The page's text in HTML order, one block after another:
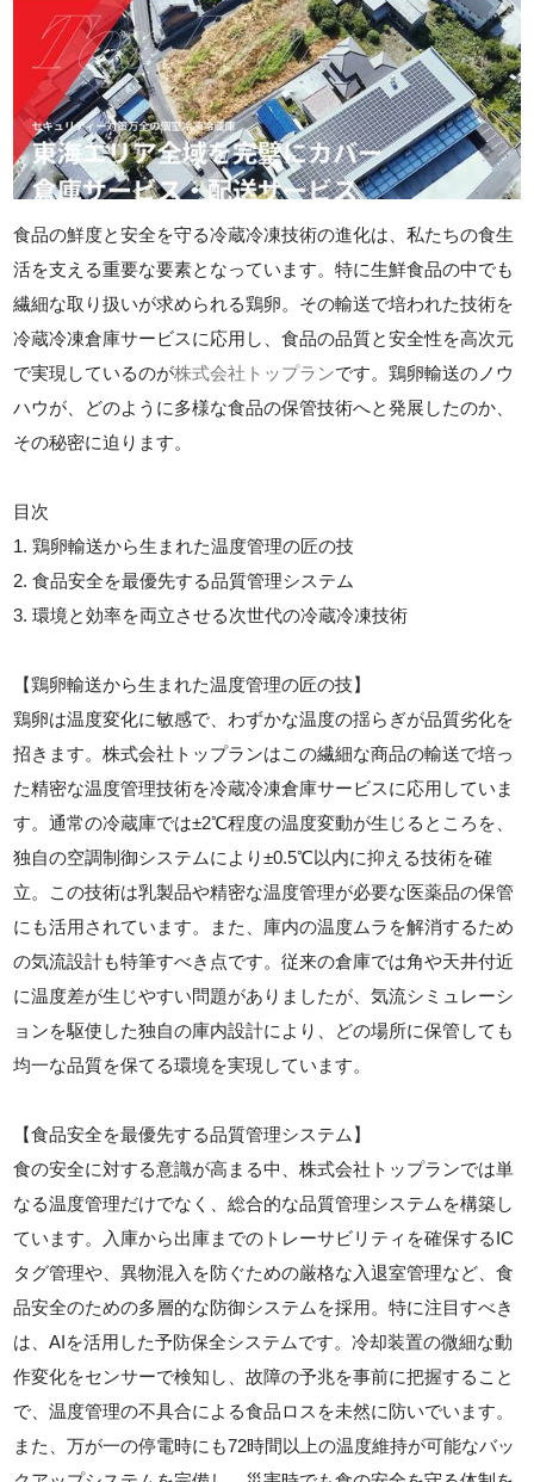
食品の鮮度と安全を守る冷蔵冷凍技術の進化は、私たちの食生
活を支える重要な要素となっています。特に生鮮食品の中でも
繊細な取り扱いが求められる鶏卵。その輸送で培われた技術を
冷蔵冷凍倉庫サービスに応用し、食品の品質と安全性を高次元
で実現しているのが株式会社トップランです。鶏卵輸送のノウ
ハウが、どのように多様な食品の保管技術へと発展したのか、
その秘密に迫ります。
目次
1. 鶏卵輸送から生まれた温度管理の匠の技
2. 食品安全を最優先する品質管理システム
3. 環境と効率を両立させる次世代の冷蔵冷凍技術
【鶏卵輸送から生まれた温度管理の匠の技】
鶏卵は温度変化に敏感で、わずかな温度の揺らぎが品質劣化を
招きます。株式会社トップランはこの繊細な商品の輸送で培っ
た精密な温度管理技術を冷蔵冷凍倉庫サービスに応用していま
す。通常の冷蔵庫では±2℃程度の温度変動が生じるところを、
独自の空調制御システムにより±0.5℃以内に抑える技術を確
立。この技術は乳製品や精密な温度管理が必要な医薬品の保管
にも活用されています。また、庫内の温度ムラを解消するため
の気流設計も特筆すべき点です。従来の倉庫では角や天井付近
に温度差が生じやすい問題がありましたが、気流シミュレーシ
ョンを駆使した独自の庫内設計により、どの場所に保管しても
均一な品質を保てる環境を実現しています。
【食品安全を最優先する品質管理システム】
食の安全に対する意識が高まる中、株式会社トップランでは単
なる温度管理だけでなく、総合的な品質管理システムを構築し
ています。入庫から出庫までのトレーサビリティを確保するIC
タグ管理や、異物混入を防ぐための厳格な入退室管理など、食
品安全のための多層的な防御システムを採用。特に注目すべき
は、AIを活用した予防保全システムです。冷却装置の微細な動
作変化をセンサーで検知し、故障の予兆を事前に把握すること
で、温度管理の不具合による食品ロスを未然に防いでいます。
また、万が一の停電時にも72時間以上の温度維持が可能なバッ